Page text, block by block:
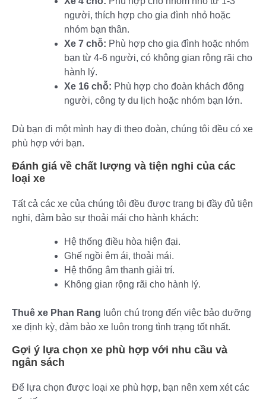
người, thích hợp cho gia đình nhỏ hoặc
nhóm bạn thân.
Xe 7 chỗ: Phù hợp cho gia đình hoặc nhóm
bạn từ 4-6 người, có không gian rộng rãi cho
hành lý.
Xe 16 chỗ: Phù hợp cho đoàn khách đông
người, công ty du lịch hoặc nhóm bạn lớn.
Dù bạn đi một mình hay đi theo đoàn, chúng tôi đều có xe
phù hợp với bạn.
Đánh giá về chất lượng và tiện nghi của các
loại xe
Tất cả các xe của chúng tôi đều được trang bị đầy đủ tiện
nghi, đảm bảo sự thoải mái cho hành khách:
Hệ thống điều hòa hiện đại.
Ghế ngồi êm ái, thoải mái.
Hệ thống âm thanh giải trí.
Không gian rộng rãi cho hành lý.
Thuê xe Phan Rang luôn chú trọng đến việc bảo dưỡng
xe định kỳ, đảm bảo xe luôn trong tình trạng tốt nhất.
Gợi ý lựa chọn xe phù hợp với nhu cầu và
ngân sách
Để lựa chọn được loại xe phù hợp, bạn nên xem xét các